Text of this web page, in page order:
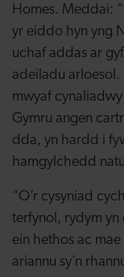
Homes. Meddai:
yr eiddo hyn yng
uchaf addas ar
adeiladu arloesol.
mwyaf
Gymru angen
dda, yn hardd i
hamgylchedd
“O’r cysyniad
terfynol, rydym yn
ein hethos ac
ariannu sy’n